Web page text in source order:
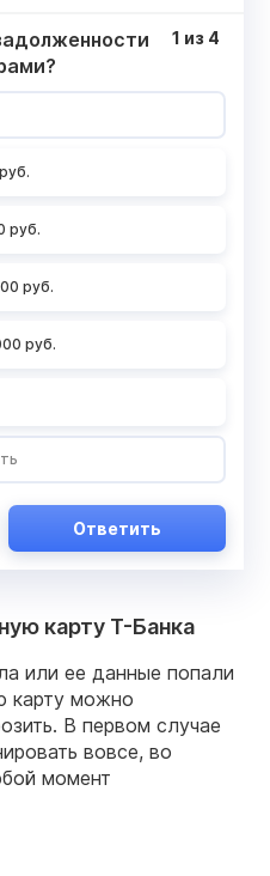
руб.
руб.
руб.
1 из 4
Ответить
карту Т-Банка
или ее данные попали
карту можно
В первом случае
вовсе, во
момент